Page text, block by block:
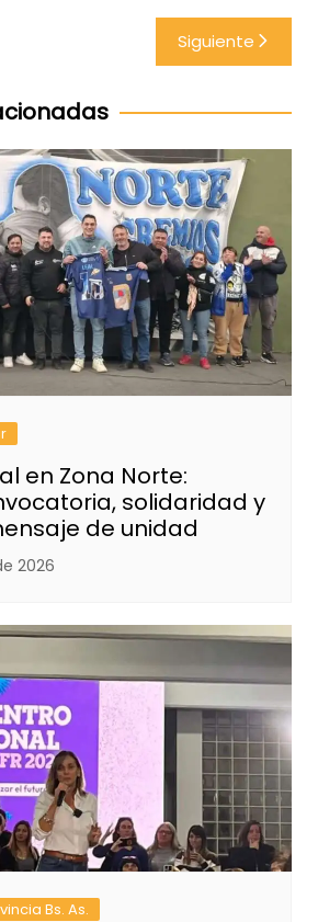
Siguiente
en Zona Norte:
solidaridad y
de unidad
2026
Bs. As.